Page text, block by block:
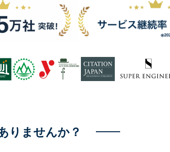
りませんか？